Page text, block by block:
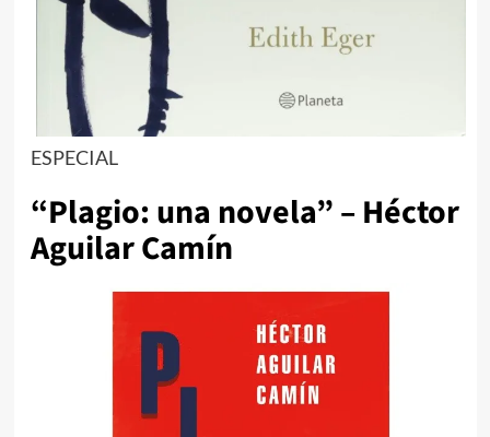
ESPECIAL
“Plagio: una novela” – Héctor
Aguilar Camín